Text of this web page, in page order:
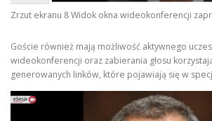
Zrzut ekranu 8 Widok okna wideokonferencji
Goście również mają możliwość aktywnego
wideokonferencji oraz zabierania głosu
generowanych linków, które pojawiają się w